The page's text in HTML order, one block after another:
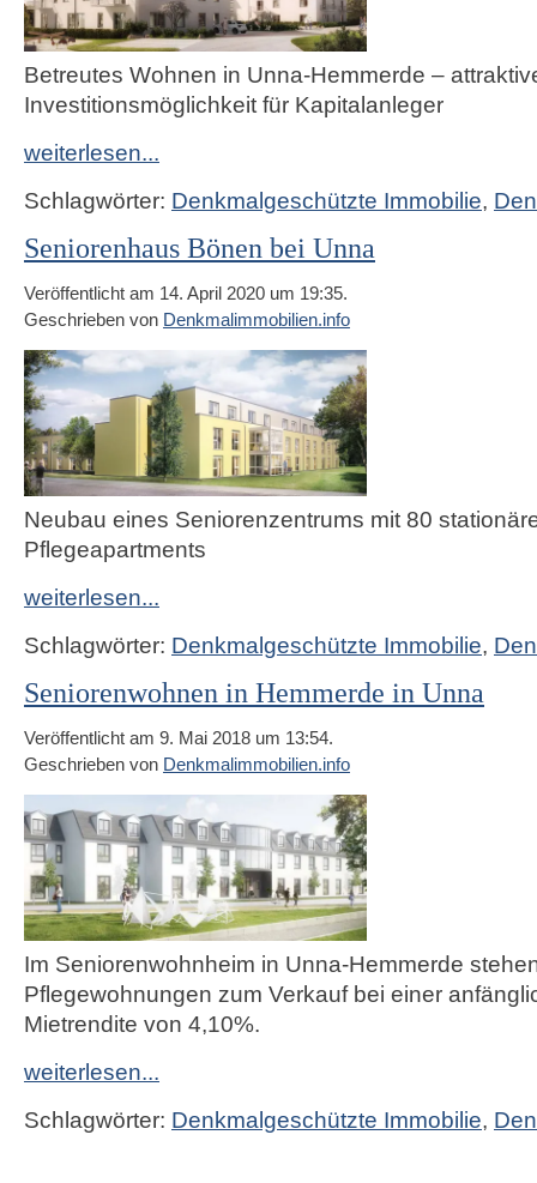
Betreutes Wohnen in Unna-Hemmerde –
Investitionsmöglichkeit für Kapitalanleger
weiterlesen...
Schlagwörter: Denkmalgeschützte Immobilie,
Seniorenhaus Bönen bei Unna
Veröffentlicht am 14. April 2020 um 19:35.
Geschrieben von Denkmalimmobilien.info
Neubau eines Seniorenzentrums mit 80
Pflegeapartments
weiterlesen...
Schlagwörter: Denkmalgeschützte Immobilie,
Seniorenwohnen in Hemmerde in Unna
Veröffentlicht am 9. Mai 2018 um 13:54.
Geschrieben von Denkmalimmobilien.info
Im Seniorenwohnheim in Unna-Hemmerde
Pflegewohnungen zum Verkauf bei einer
Mietrendite von 4,10%.
weiterlesen...
Schlagwörter: Denkmalgeschützte Immobilie,